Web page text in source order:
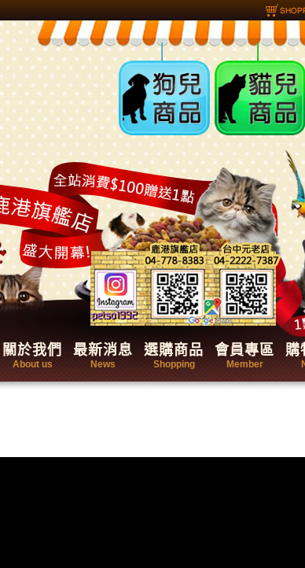
狗兒商品 貓兒商品
關於我們
About us
最新消息
News
選購商品
Shopping
會員專區
Member
購